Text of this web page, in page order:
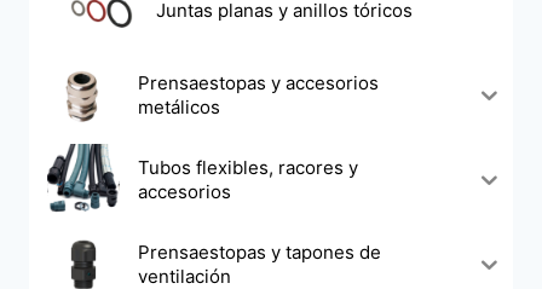
Juntas planas y anillos tóricos
Prensaestopas y accesorios
metálicos
Tubos flexibles, racores y
accesorios
Prensaestopas y tapones de
ventilación